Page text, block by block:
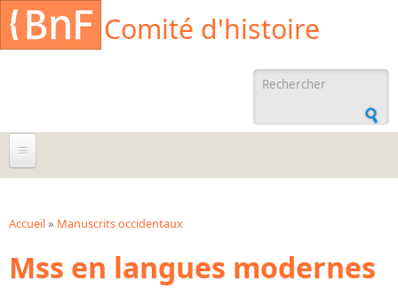
Aller au contenu principal
Comité d'histoire
recherche
À propos
Agenda
Ressources documentaires
Accueil» Manuscrits occidentaux
Mss en langues modernes
Cookies management panel